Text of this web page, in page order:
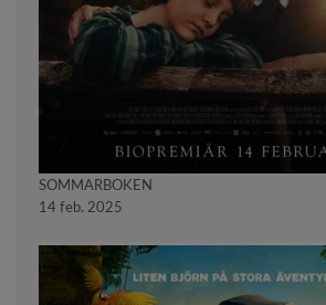
SOMMARBOKEN
14 feb. 2025